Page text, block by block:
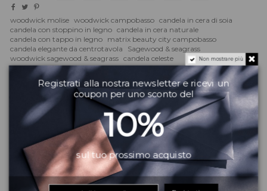
woodwick molise woodwick campobasso candela in cera di soia
candela con stoppino in legno candela in cera naturale
candela con tappo in legno matrix beauty city campobasso
candela elegante da centrotavola
Sagewood & seagrass
woodwick sagewood & seagrass candela celeste
candela profumata frizzante agli
Serve aiuto?
Vuoi altre informazioni? Dubbi?Contattaci! Puoi anche scriverci su
WhatsApp
il team del Matrix Beauty City ti risponderà quanto prima!
Descrizione
Non mostrare più
Registrati alla nostra newsletter e ricevi un
coupon per uno sconto del
10%
sul tuo prossimo acquisto